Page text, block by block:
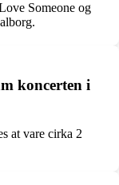
Someone og
koncerten i
at vare cirka 2